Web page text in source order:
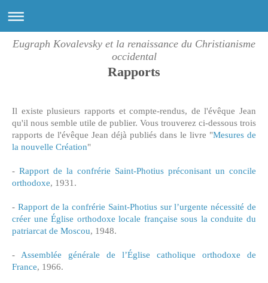
Eugraph Kovalevsky et la renaissance du Christianisme
occidental
Rapports
Il existe plusieurs rapports et compte-rendus, de l'évêque Jean
qu'il nous semble utile de publier. Vous trouverez ci-dessous trois
rapports de l'évêque Jean déjà publiés dans le livre "Mesures de
la nouvelle Création"
- Rapport de la confrérie Saint-Photius préconisant un concile
orthodoxe, 1931.
- Rapport de la confrérie Saint-Photius sur l’urgente nécessité de
créer une Église orthodoxe locale française sous la conduite du
patriarcat de Moscou, 1948.
- Assemblée générale de l’Église catholique orthodoxe de
France, 1966.